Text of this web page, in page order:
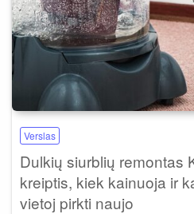
Verslas
Dulkių siurblių remontas
kreiptis, kiek kainuoja ir
vietoj pirkti naujo